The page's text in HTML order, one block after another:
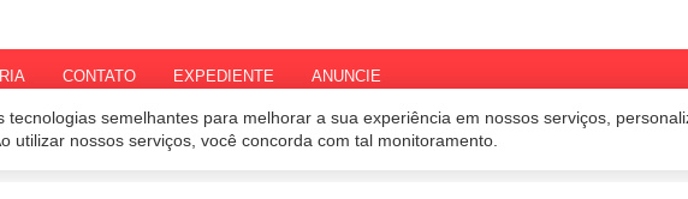
tecnologias semelhantes para melhorar a sua experiência em nossos serviços,
utilizar nossos serviços, você concorda com tal monitoramento.
CONTATO EXPEDIENTE ANUNCIE
reservados.Desenvolvido por